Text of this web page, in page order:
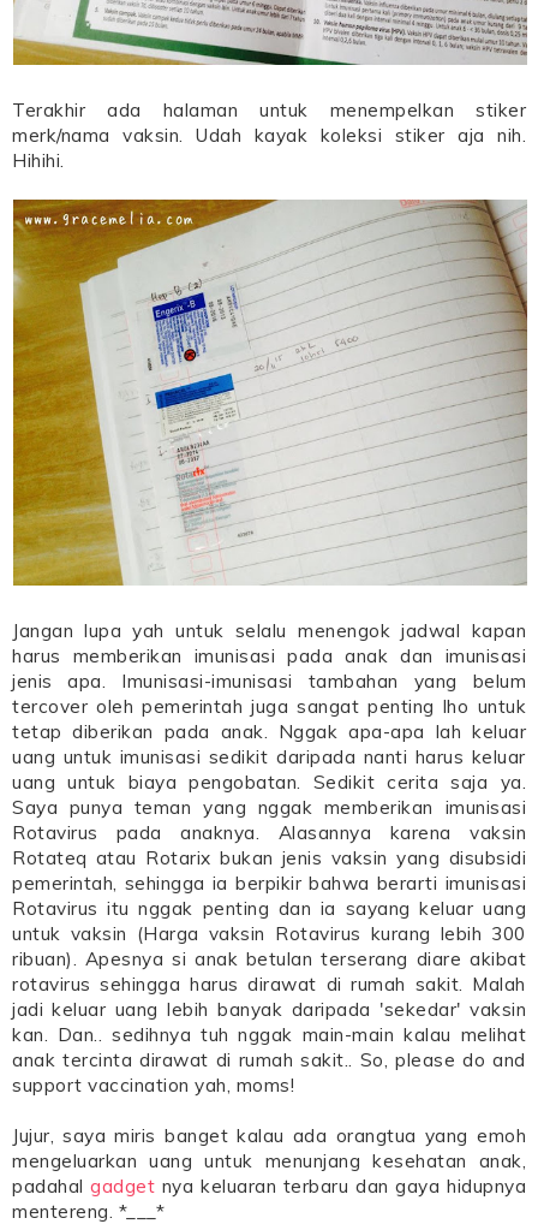
Terakhir ada halaman untuk menempelkan stiker
merk/nama vaksin. Udah kayak koleksi stiker aja nih.
Hihihi.
Jangan lupa yah untuk selalu menengok jadwal kapan
harus memberikan imunisasi pada anak dan imunisasi
jenis apa. Imunisasi-imunisasi tambahan yang belum
tercover oleh pemerintah juga sangat penting lho untuk
tetap diberikan pada anak. Nggak apa-apa lah keluar
uang untuk imunisasi sedikit daripada nanti harus keluar
uang untuk biaya pengobatan. Sedikit cerita saja ya.
Saya punya teman yang nggak memberikan imunisasi
Rotavirus pada anaknya. Alasannya karena vaksin
Rotateq atau Rotarix bukan jenis vaksin yang disubsidi
pemerintah, sehingga ia berpikir bahwa berarti imunisasi
Rotavirus itu nggak penting dan ia sayang keluar uang
untuk vaksin (Harga vaksin Rotavirus kurang lebih 300
ribuan). Apesnya si anak betulan terserang diare akibat
rotavirus sehingga harus dirawat di rumah sakit. Malah
jadi keluar uang lebih banyak daripada 'sekedar' vaksin
kan. Dan.. sedihnya tuh nggak main-main kalau melihat
anak tercinta dirawat di rumah sakit.. So, please do and
support vaccination yah, moms!
Jujur, saya miris banget kalau ada orangtua yang emoh
mengeluarkan uang untuk menunjang kesehatan anak,
padahalgadget nya keluaran terbaru dan gaya hidupnya
mentereng. *___*